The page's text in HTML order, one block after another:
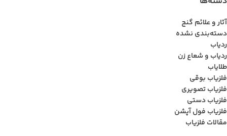
آثار و علائم گنج
دسته‌بندی نشده
ردیاب
ردیاب و شعاع زن
طلایاب
فلزیاب بوقی
فلزیاب تصویری
فلزیاب دستی
فلزیاب فول آپشن
مقالات فلزیاب